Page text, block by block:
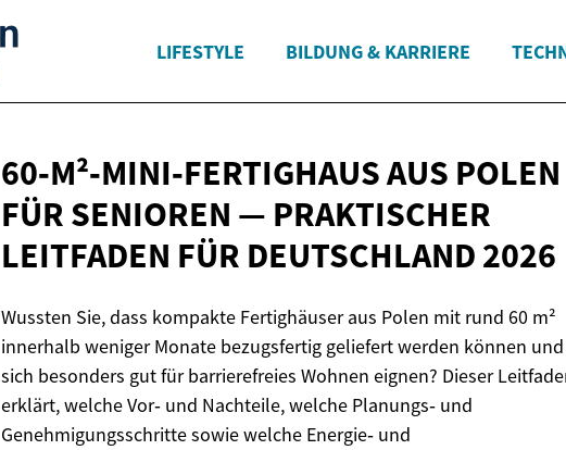
LIFESTYLE BILDUNG & KARRIERE
60‑M²‑MINI‑FERTIGHAUS AUS POLEN
FÜR SENIOREN — PRAKTISCHER
LEITFADEN FÜR DEUTSCHLAND 2026
Wussten Sie, dass kompakte Fertighäuser aus Polen mit rund 60 m²
innerhalb weniger Monate bezugsfertig geliefert werden können und
sich besonders gut für barrierefreies Wohnen eignen? Dieser
erklärt, welche Vor‑ und Nachteile, welche Planungs‑ und
Genehmigungsschritte sowie welche Energie‑ und